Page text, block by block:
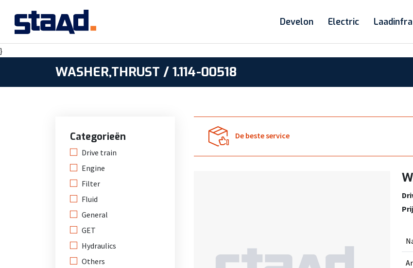
Develon Electric Laadinfra
}
WASHER,THRUST / 1.114-00518
Categorieën
Drive train
Engine
Filter
Fluid
General
GET
Hydraulics
Others
De beste service